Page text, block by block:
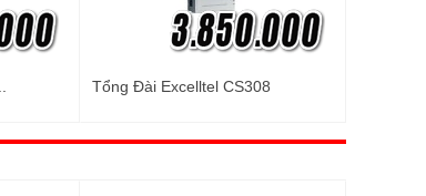
Tổng Đài Excelltel CS308